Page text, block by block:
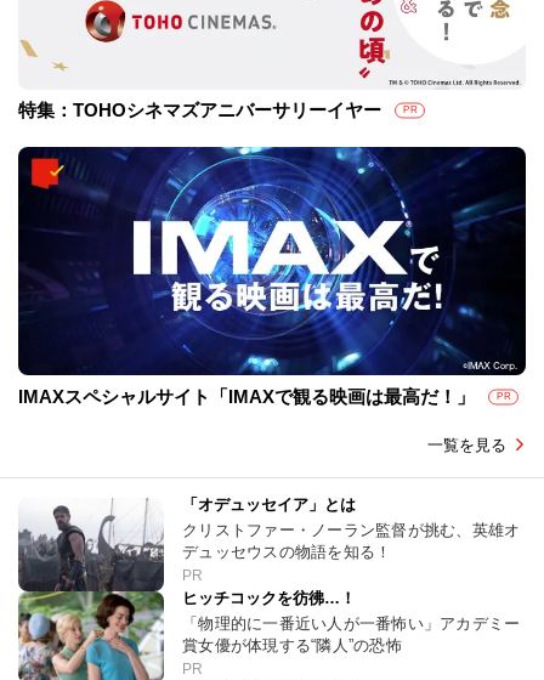
特集：TOHOシネマズアニバーサリーイヤー PR
IMAXスペシャルサイト「IMAXで観る映画は最高だ！」 PR
一覧を見る
「オデュッセイア」とは
クリストファー・ノーラン監督が挑む、英雄オ
デュッセウスの物語を知る！
PR
ヒッチコックを彷彿…！
「物理的に一番近い人が一番怖い」アカデミー
賞女優が体現する“隣人”の恐怖
PR